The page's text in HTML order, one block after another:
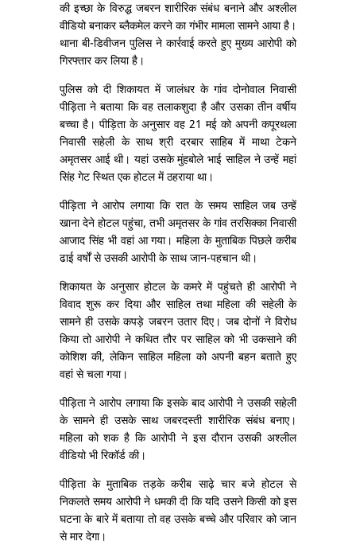
की इच्छा के विरुद्ध जबरन शारीरिक संबंध बनाने और अश्लील
वीडियो बनाकर ब्लैकमेल करने का गंभीर मामला सामने आया है।
थाना बी-डिवीजन पुलिस ने कार्रवाई करते हुए मुख्य आरोपी को
गिरफ्तार कर लिया है।
पुलिस को दी शिकायत में जालंधर के गांव दोनोवाल निवासी
पीड़िता ने बताया कि वह तलाकशुदा है और उसका तीन वर्षीय
बच्चा है। पीड़िता के अनुसार वह 21 मई को अपनी कपूरथला
निवासी सहेली के साथ श्री दरबार साहिब में माथा टेकने
अमृतसर आई थी। यहां उसके मुंहबोले भाई साहिल ने उन्हें महां
सिंह गेट स्थित एक होटल में ठहराया था।
पीड़िता ने आरोप लगाया कि रात के समय साहिल जब उन्हें
खाना देने होटल पहुंचा, तभी अमृतसर के गांव तरसिक्का निवासी
आजाद सिंह भी वहां आ गया। महिला के मुताबिक पिछले करीब
ढाई वर्षों से उसकी आरोपी के साथ जान-पहचान थी।
शिकायत के अनुसार होटल के कमरे में पहुंचते ही आरोपी ने
विवाद शुरू कर दिया और साहिल तथा महिला की सहेली के
सामने ही उसके कपड़े जबरन उतार दिए। जब दोनों ने विरोध
किया तो आरोपी ने कथित तौर पर साहिल को भी उकसाने की
कोशिश की, लेकिन साहिल महिला को अपनी बहन बताते हुए
वहां से चला गया।
पीड़िता ने आरोप लगाया कि इसके बाद आरोपी ने उसकी सहेली
के सामने ही उसके साथ जबरदस्ती शारीरिक संबंध बनाए।
महिला को शक है कि आरोपी ने इस दौरान उसकी अश्लील
वीडियो भी रिकॉर्ड की।
पीड़िता के मुताबिक तड़के करीब साढ़े चार बजे होटल से
निकलते समय आरोपी ने धमकी दी कि यदि उसने किसी को इस
घटना के बारे में बताया तो वह उसके बच्चे और परिवार को जान
से मार देगा।